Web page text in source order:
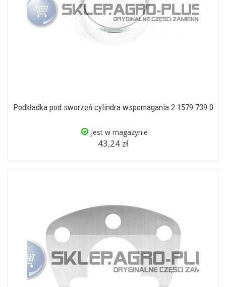
Podkładka pod sworzeń cylindra wspomagania 2.1579.739.0
Jest w magazynie
43,24 zł